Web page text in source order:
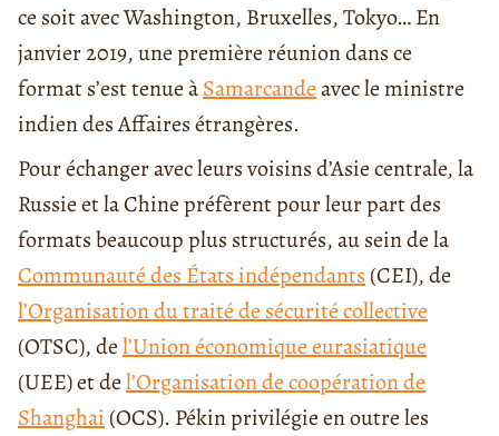
ce soit avec Washington, Bruxelles, Tokyo… En
janvier 2019, une première réunion dans ce
format s’est tenue àSamarcandeavec le ministre
indien des Affaires étrangères.
Pour échanger avec leurs voisins d’Asie centrale, la
Russie et la Chine préfèrent pour leur part des
formats beaucoup plus structurés, au sein de la
Communauté des États indépendants (CEI), de
l’Organisation du traité de sécurité collective
(OTSC), del’Union économique eurasiatique
(UEE) et del’Organisation de coopération de
Shanghai (OCS). Pékin privilégie en outre les